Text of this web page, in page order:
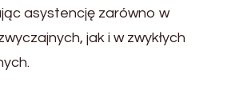
asystencję zarówno w
jak i w zwykłych